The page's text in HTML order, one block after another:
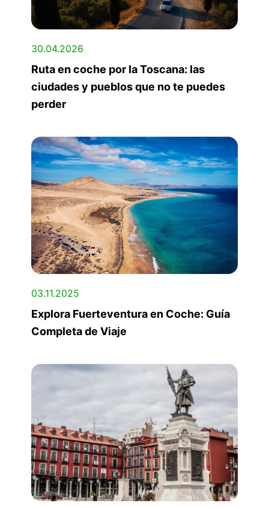
30.04.2026
Ruta en coche por la Toscana: las
ciudades y pueblos que no te puedes
perder
03.11.2025
Explora Fuerteventura en Coche: Guía
Completa de Viaje